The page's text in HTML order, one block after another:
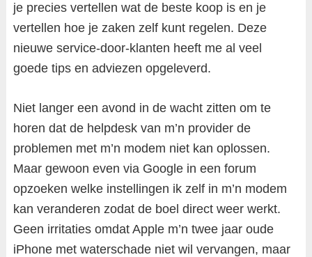
je precies vertellen wat de beste koop is en je
vertellen hoe je zaken zelf kunt regelen. Deze
nieuwe service-door-klanten heeft me al veel
goede tips en adviezen opgeleverd.
Niet langer een avond in de wacht zitten om te
horen dat de helpdesk van m’n provider de
problemen met m’n modem niet kan oplossen.
Maar gewoon even via Google in een forum
opzoeken welke instellingen ik zelf in m’n modem
kan veranderen zodat de boel direct weer werkt.
Geen irritaties omdat Apple m’n twee jaar oude
iPhone met waterschade niet wil vervangen, maar